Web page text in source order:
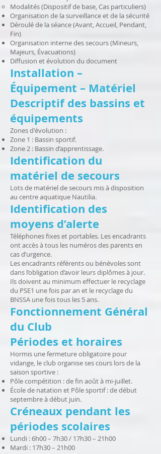
Modalités (Dispositif de base, Cas particuliers)
Organisation de la surveillance et de la sécurité
Déroulé de la séance (Avant, Accueil, Pendant,
Fin)
Organisation interne des secours (Mineurs,
Majeurs, Évacuations)
Diffusion et évolution du document
Installation –
Équipement – Matériel
Descriptif des bassins et
équipements
Zones d'évolution :
Zone 1 : Bassin sportif.
Zone 2 : Bassin d’apprentissage.
Identification du
matériel de secours
Lots de matériel de secours mis à disposition
au centre aquatique Nautilia.
Identification des
moyens d’alerte
Téléphones fixes et portables. Les encadrants
ont accès à tous les numéros des parents en
cas d’urgence.
Les encadrants référents ou bénévoles sont
dans l’obligation d’avoir leurs diplômes à jour.
Ils doivent au minimum effectuer le recyclage
du PSE1 une fois par an et le recyclage du
BNSSA une fois tous les 5 ans.
Fonctionnement Général
du Club
Périodes et horaires
Hormis une fermeture obligatoire pour
vidange, le club organise ses cours lors de la
saison sportive :
Pôle compétition : de fin août à mi-juillet.
École de natation et Pôle sportif : de début
septembre à début juin.
Créneaux pendant les
périodes scolaires
Lundi : 6h00 – 7h30 / 17h30 – 21h00
Mardi : 17h30 – 21h00